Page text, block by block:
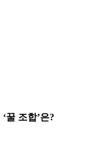
꿀 조합’은?